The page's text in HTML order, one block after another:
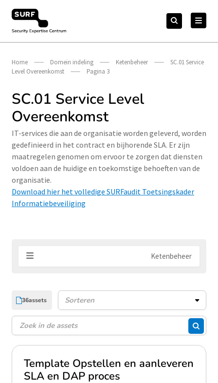
naar
content
Security Expertise Centrum – by SURF
Zoeken
naar:Zoeken
Home Domein indeling Ketenbeheer
SC.01 Service
Level Overeenkomst
Pagina 3
SC.01 Service Level
Overeenkomst
IT-services die aan de organisatie worden geleverd, worden
gedefinieerd in het contract en bijhorende SLA. Er zijn
maatregelen genomen om ervoor te zorgen dat diensten
voldoen aan de huidige en toekomstige behoeften van de
organisatie.
Download hier het volledige SURFaudit Toetsingskader
Informatiebeveiliging
Ketenbeheer
36assets
Assets sorteren
Zoeken
Template Opstellen en aanleveren
SLA en DAP proces